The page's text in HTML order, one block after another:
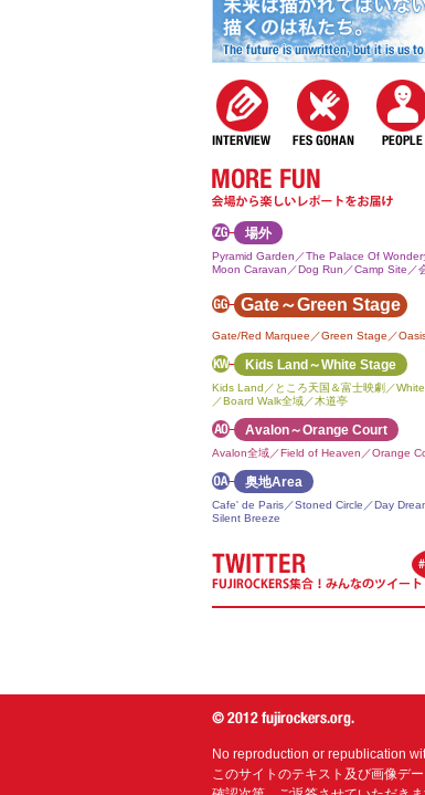
場外
Pyramid Garden／The Palace Of Wonder
Moon Caravan／Dog Run／Camp Site／
Gate～Green Stage
Gate/Red Marquee／Green Stage／
Kids Land～White Stage
Kids Land／ところ天国＆富士映劇／
／Board Walk全域／木道亭
Avalon～Orange Court
Avalon全域／Field of Heaven／Orange
奥地Area
Cafe' de Paris／Stoned Circle／Day
Silent Breeze
No reproduction or republication
このサイトのテキスト及び画像デ